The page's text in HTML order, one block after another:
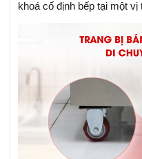
khoá cố định bếp tại một vị